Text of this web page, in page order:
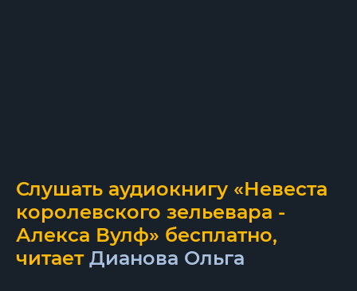
Слушать аудиокнигу «Невеста
королевского зельевара -
Алекса Вулф» бесплатно,
читает Дианова Ольга